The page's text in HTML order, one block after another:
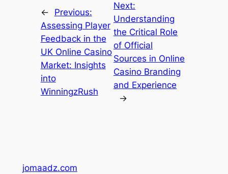
←
Previous:
Assessing Player
Feedback in the
UK Online Casino
Market: Insights
into
WinningzRush
Next:
Understanding
the Critical Role
of Official
Sources in Online
Casino Branding
and Experience
→
jomaadz.com